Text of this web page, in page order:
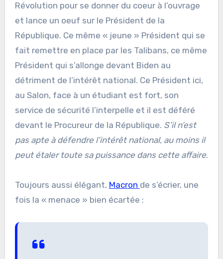
Révolution pour se donner du coeur à l’ouvrage
et lance un oeuf sur le Président de la
République. Ce même « jeune » Président qui se
fait remettre en place par les Talibans, ce même
Président qui s’allonge devant Biden au
détriment de l’intérêt national. Ce Président ici,
au Salon, face à un étudiant est fort, son
service de sécurité l’interpelle et il est déféré
devant le Procureur de la République. S’il n’est
pas apte à défendre l’intérêt national, au moins il
peut étaler toute sa puissance dans cette affaire.
Toujours aussi élégant, Macron de s’écrier, une
fois la « menace » bien écartée :